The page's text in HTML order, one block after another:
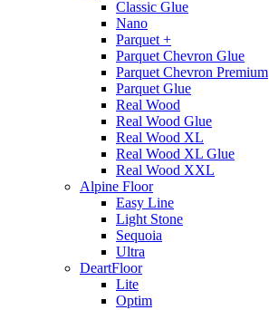
Classic Glue
Nano
Parquet +
Parquet Chevron Glue
Parquet Chevron Premium
Parquet Glue
Real Wood
Real Wood Glue
Real Wood XL
Real Wood XL Glue
Real Wood XXL
Alpine Floor
Easy Line
Light Stone
Sequoia
Ultra
DeartFloor
Lite
Optim